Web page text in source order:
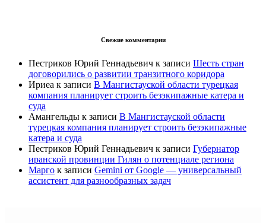
Свежие комментарии
Пестриков Юрий Геннадьевич к записи Шесть стран
договорились о развитии транзитного коридора
Ириеа к записи В Мангистауской области турецкая
компания планирует строить безэкипажные катера и
суда
Амангельды к записи В Мангистауской области
турецкая компания планирует строить безэкипажные
катера и суда
Пестриков Юрий Геннадьевич к записи Губернатор
иранской провинции Гилян о потенциале региона
Марго к записи Gemini от Google — универсальный
ассистент для разнообразных задач